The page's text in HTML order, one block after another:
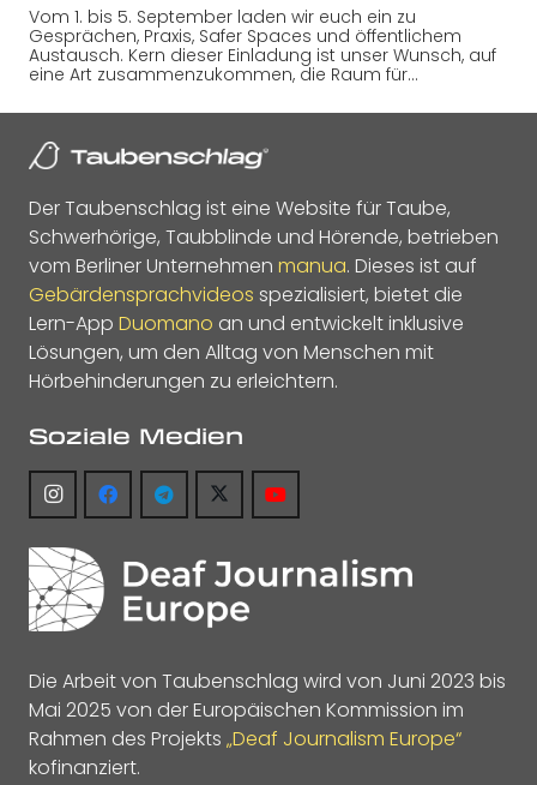
Vom 1. bis 5. September laden wir euch ein zu
Gesprächen, Praxis, Safer Spaces und öffentlichem
Austausch. Kern dieser Einladung ist unser Wunsch, auf
eine Art zusammenzukommen, die Raum für…
Der Taubenschlag ist eine Website für Taube,
Schwerhörige, Taubblinde und Hörende, betrieben
vom Berliner Unternehmen manua. Dieses ist auf
Gebärdensprachvideos spezialisiert, bietet die
Lern-App Duomano an und entwickelt inklusive
Lösungen, um den Alltag von Menschen mit
Hörbehinderungen zu erleichtern.
Soziale Medien
Die Arbeit von Taubenschlag wird von Juni 2023 bis
Mai 2025 von der Europäischen Kommission im
Rahmen des Projekts „Deaf Journalism Europe“
kofinanziert.